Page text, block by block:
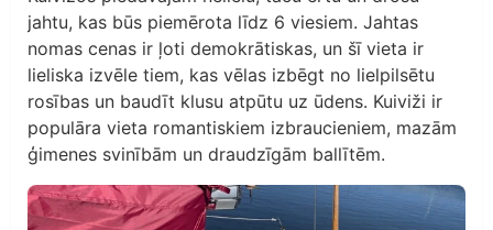
jahtu, kas būs piemērota līdz 6 viesiem. Jahtas
nomas cenas ir ļoti demokrātiskas, un šī vieta ir
lieliska izvēle tiem, kas vēlas izbēgt no lielpilsētu
rosības un baudīt klusu atpūtu uz ūdens. Kuiviži ir
populāra vieta romantiskiem izbraucieniem, mazām
ģimenes svinībām un draudzīgām ballītēm.